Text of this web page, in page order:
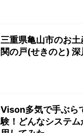
三重県亀山市のお
関の戸(せきのと) 深
Vison多気で手ぶら
験！どんなシステム